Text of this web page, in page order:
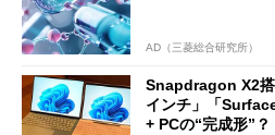
AD（三菱総合研究所）
Snapdragon X2
インチ」「
+ PCの“完成形”